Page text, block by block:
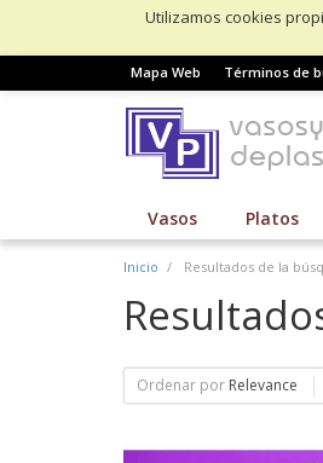
Utilizamos cookies
Mapa Web Términos de
Vasos Platos
Inicio Resultados de la
Ordenar por Relevance